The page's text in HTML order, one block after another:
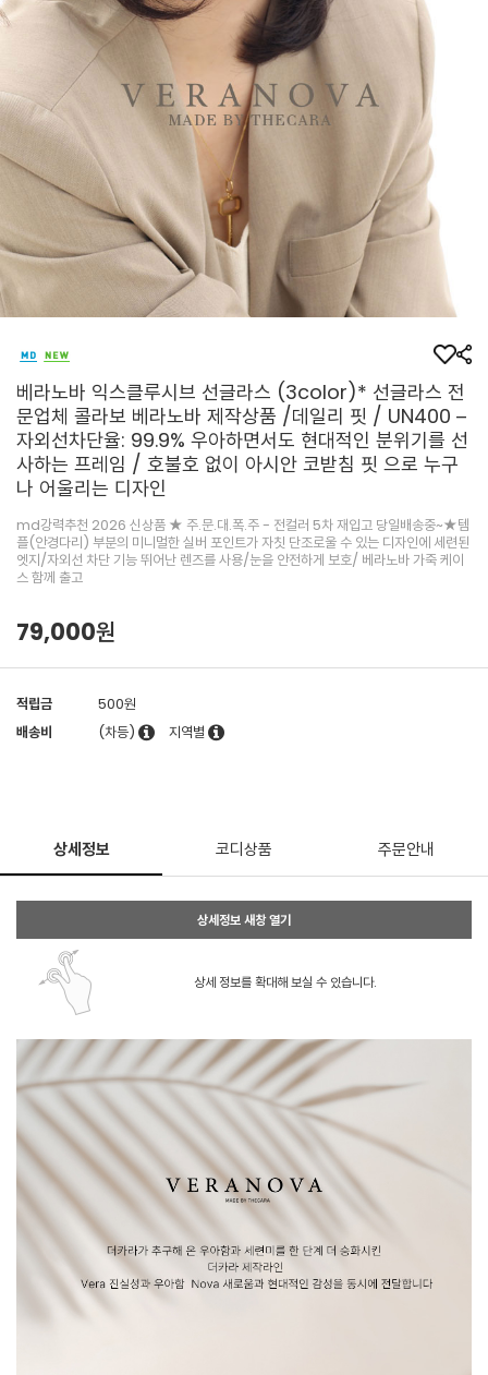
베라노바 익스클루시브 선글라스 (3color)* 선글라스 전
문업체 콜라보 베라노바 제작상품 /데일리 핏 / UN400 –
자외선차단율: 99.9% 우아하면서도 현대적인 분위기를 선
사하는 프레임 / 호불호 없이 아시안 코받침 핏 으로 누구
나 어울리는 디자인
md강력추천 2026 신상품 ★ 주.문.대.폭.주 - 전컬러 5차 재입고 당일배송중~★템
플(안경다리) 부분의 미니멀한 실버 포인트가 자칫 단조로울 수 있는 디자인에 세련된
엣지/자외선 차단 기능 뛰어난 렌즈를 사용/눈을 안전하게 보호/ 베라노바 가죽 케이
스 함께 출고
79,000원
적립금
500원
배송비
(차등) 지역별
상세정보 코디상품 주문안내
상세정보 새창 열기
상세 정보를 확대해 보실 수 있습니다.